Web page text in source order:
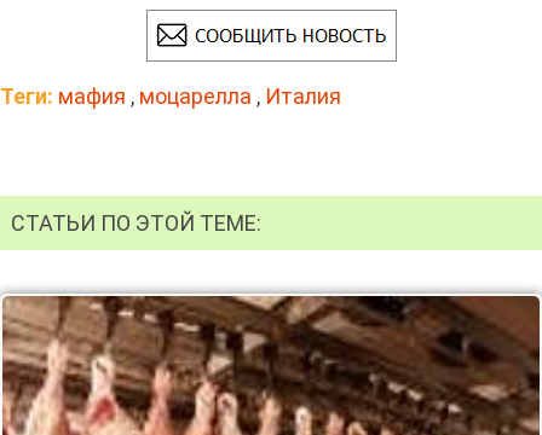
Теги: мафия , моцарелла , Италия
СТАТЬИ ПО ЭТОЙ ТЕМЕ: